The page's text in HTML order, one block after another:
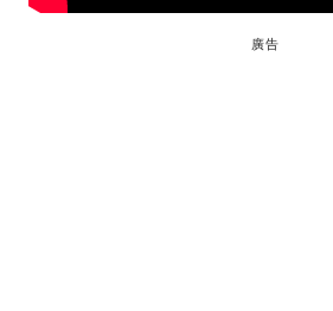
廣告